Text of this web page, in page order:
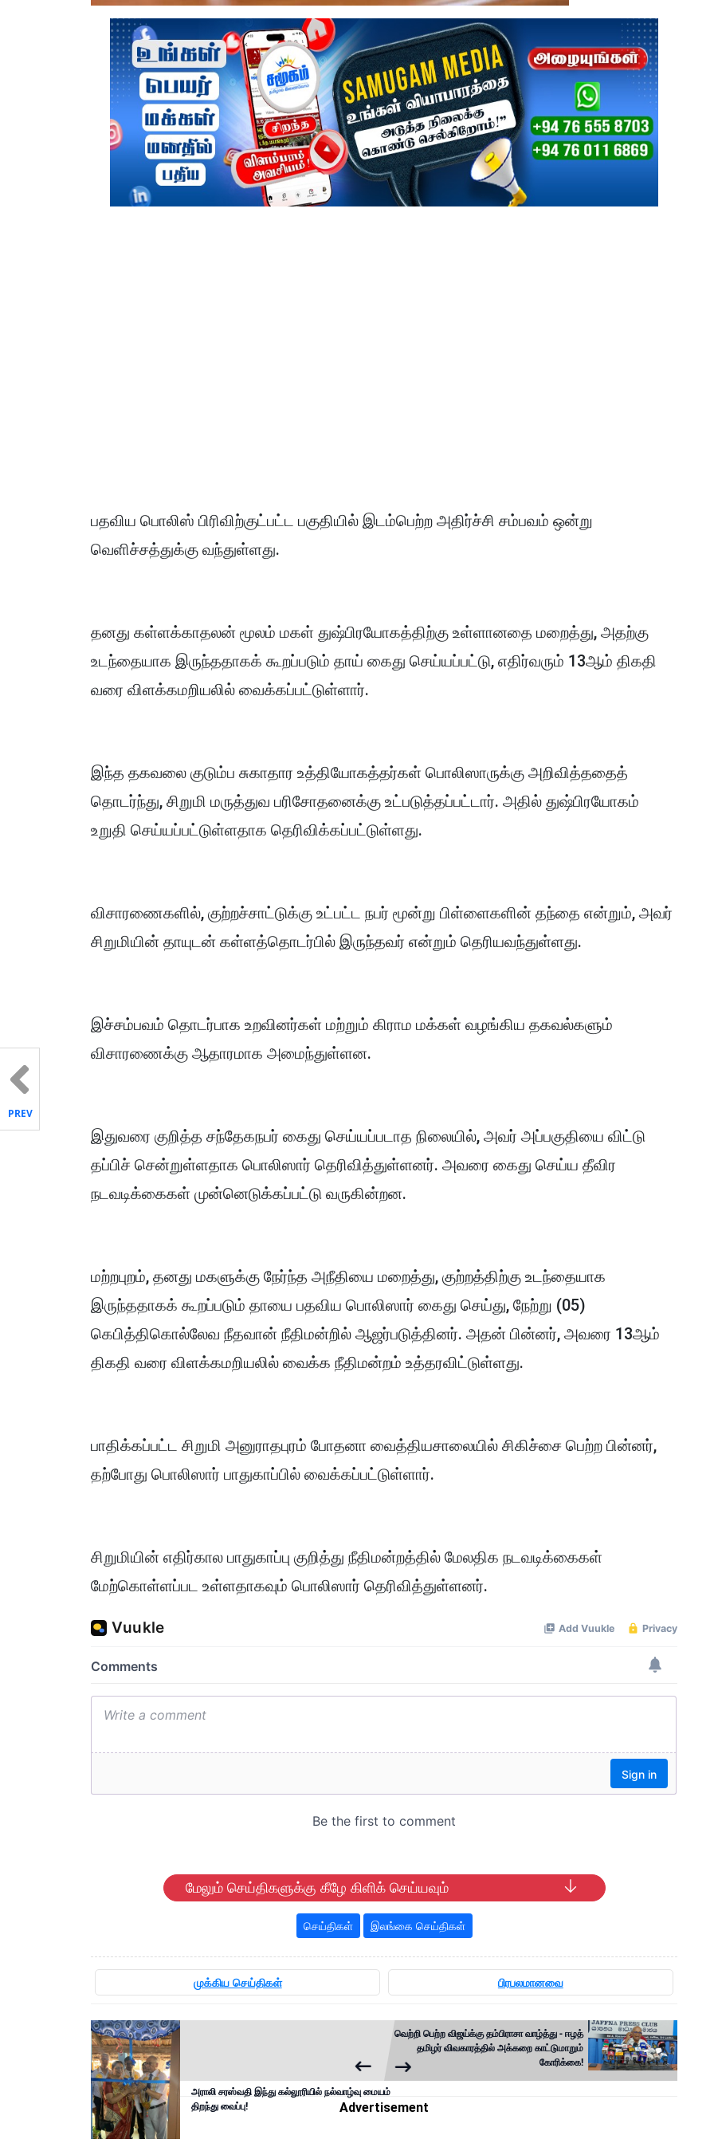
பதவிய பொலிஸ் பிரிவிற்குட்பட்ட பகுதியில் இடம்பெற்ற அதிர்ச்சி சம்பவம் ஒன்று
வெளிச்சத்துக்கு வந்துள்ளது.
தனது கள்ளக்காதலன் மூலம் மகள் துஷ்பிரயோகத்திற்கு உள்ளானதை மறைத்து, அதற்கு
உடந்தையாக இருந்ததாகக் கூறப்படும் தாய் கைது செய்யப்பட்டு, எதிர்வரும் 13ஆம் திகதி
வரை விளக்கமறியலில் வைக்கப்பட்டுள்ளார்.
இந்த தகவலை குடும்ப சுகாதார உத்தியோகத்தர்கள் பொலிஸாருக்கு அறிவித்ததைத்
தொடர்ந்து, சிறுமி மருத்துவ பரிசோதனைக்கு உட்படுத்தப்பட்டார். அதில் துஷ்பிரயோகம்
உறுதி செய்யப்பட்டுள்ளதாக தெரிவிக்கப்பட்டுள்ளது.
விசாரணைகளில், குற்றச்சாட்டுக்கு உட்பட்ட நபர் மூன்று பிள்ளைகளின் தந்தை என்றும், அவர்
சிறுமியின் தாயுடன் கள்ளத்தொடர்பில் இருந்தவர் என்றும் தெரியவந்துள்ளது.
இச்சம்பவம் தொடர்பாக உறவினர்கள் மற்றும் கிராம மக்கள் வழங்கிய தகவல்களும்
விசாரணைக்கு ஆதாரமாக அமைந்துள்ளன.
இதுவரை குறித்த சந்தேகநபர் கைது செய்யப்படாத நிலையில், அவர் அப்பகுதியை விட்டு
தப்பிச் சென்றுள்ளதாக பொலிஸார் தெரிவித்துள்ளனர். அவரை கைது செய்ய தீவிர
நடவடிக்கைகள் முன்னெடுக்கப்பட்டு வருகின்றன.
மற்றபுறம், தனது மகளுக்கு நேர்ந்த அநீதியை மறைத்து, குற்றத்திற்கு உடந்தையாக
இருந்ததாகக் கூறப்படும் தாயை பதவிய பொலிஸார் கைது செய்து, நேற்று (05)
கெபித்திகொல்லேவ நீதவான் நீதிமன்றில் ஆஜர்படுத்தினர். அதன் பின்னர், அவரை 13ஆம்
திகதி வரை விளக்கமறியலில் வைக்க நீதிமன்றம் உத்தரவிட்டுள்ளது.
பாதிக்கப்பட்ட சிறுமி அனுராதபுரம் போதனா வைத்தியசாலையில் சிகிச்சை பெற்ற பின்னர்,
தற்போது பொலிஸார் பாதுகாப்பில் வைக்கப்பட்டுள்ளார்.
சிறுமியின் எதிர்கால பாதுகாப்பு குறித்து நீதிமன்றத்தில் மேலதிக நடவடிக்கைகள்
மேற்கொள்ளப்பட உள்ளதாகவும் பொலிஸார் தெரிவித்துள்ளனர்.
மேலும் செய்திகளுக்கு கீழே கிளிக் செய்யவும்
செய்திகள் இலங்கை செய்திகள்
முக்கிய செய்திகள் பிரபலமானவை
அராலி சரஸ்வதி இந்து கல்லூரியில் நல்வாழ்வு மையம்
திறந்து வைப்பு!
வெற்றி பெற்ற விஜய்க்கு தம்பிராசா வாழ்த்து - ஈழத்
தமிழர் விவகாரத்தில் அக்கறை காட்டுமாறும்
கோரிக்கை!
PREV
Advertisement